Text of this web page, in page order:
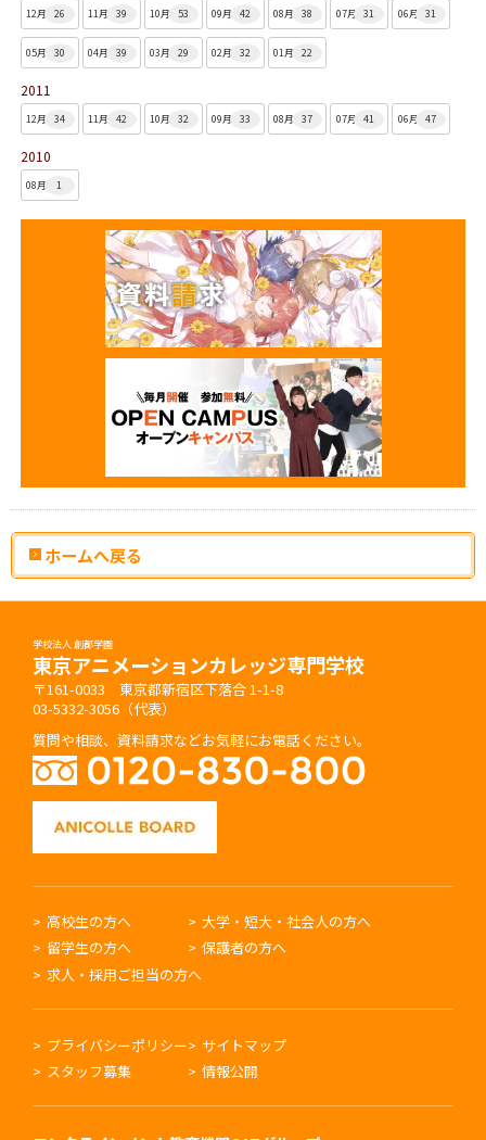
12月 26 11月 39 10月 53 09月 42 08月 38 07月 31 06月 31
05月 30 04月 39 03月 29 02月 32 01月 22
2011
12月 34 11月 42 10月 32 09月 33 08月 37 07月 41 06月 47
2010
08月 1
ホームへ戻る
学校法人 創都学園
東京アニメーションカレッジ専門学校
〒161-0033 東京都新宿区下落合 1-1-8
03-5332-3056（代表）
質問や相談、資料請求などお気軽にお電話ください。
高校生の方へ
大学・短大・社会人の方へ
留学生の方へ
保護者の方へ
求人・採用ご担当の方へ
プライバシーポリシー
サイトマップ
スタッフ募集
情報公開